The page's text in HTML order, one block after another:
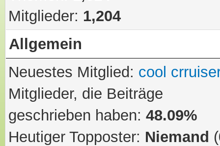
Mitglieder: 1,204
Allgemein
Neuestes Mitglied: cool
Mitglieder, die Beiträge
geschrieben haben: 48.09%
Heutiger Topposter: Niemand (